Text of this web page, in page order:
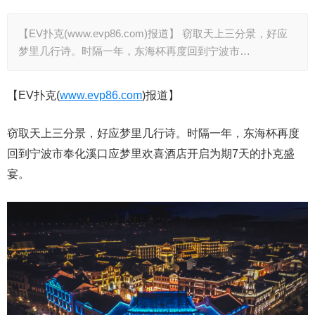
【EV扑克(www.evp86.com)报道】 窃取天上三分景，好应
梦里几行诗。时隔一年，东海杯再度回到宁波市…
【EV扑克(www.evp86.com)报道】
窃取天上三分景，好应梦里几行诗。时隔一年，东海杯再度
回到宁波市奉化溪口应梦里欢喜酒店开启为期7天的扑克盛
宴。